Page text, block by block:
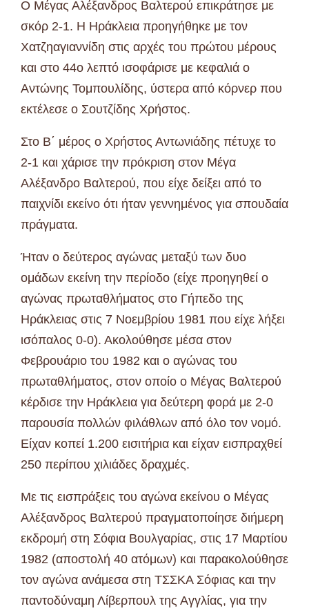
Ο Μέγας Αλέξανδρος Βαλτερού επικράτησε με
σκόρ 2-1. Η Ηράκλεια προηγήθηκε με τον
Χατζηαγιαννίδη στις αρχές του πρώτου μέρους
και στο 44ο λεπτό ισοφάρισε με κεφαλιά ο
Αντώνης Τομπουλίδης, ύστερα από κόρνερ που
εκτέλεσε ο Σουτζίδης Χρήστος.
Στο Β΄ μέρος ο Χρήστος Αντωνιάδης πέτυχε το
2-1 και χάρισε την πρόκριση στον Μέγα
Αλέξανδρο Βαλτερού, που είχε δείξει από το
παιχνίδι εκείνο ότι ήταν γεννημένος για σπουδαία
πράγματα.
Ήταν ο δεύτερος αγώνας μεταξύ των δυο
ομάδων εκείνη την περίοδο (είχε προηγηθεί ο
αγώνας πρωταθλήματος στο Γήπεδο της
Ηράκλειας στις 7 Νοεμβρίου 1981 που είχε λήξει
ισόπαλος 0-0). Ακολούθησε μέσα στον
Φεβρουάριο του 1982 και ο αγώνας του
πρωταθλήματος, στον οποίο ο Μέγας Βαλτερού
κέρδισε την Ηράκλεια για δεύτερη φορά με 2-0
παρουσία πολλών φιλάθλων από όλο τον νομό.
Είχαν κοπεί 1.200 εισιτήρια και είχαν εισπραχθεί
250 περίπου χιλιάδες δραχμές.
Με τις εισπράξεις του αγώνα εκείνου ο Μέγας
Αλέξανδρος Βαλτερού πραγματοποίησε διήμερη
εκδρομή στη Σόφια Βουλγαρίας, στις 17 Μαρτίου
1982 (αποστολή 40 ατόμων) και παρακολούθησε
τον αγώνα ανάμεσα στη ΤΣΣΚΑ Σόφιας και την
παντοδύναμη Λίβερπουλ της Αγγλίας, για την